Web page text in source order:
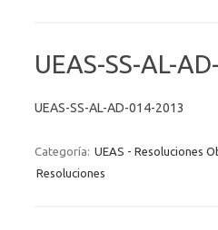
UEAS-SS-AL-
UEAS-SS-AL-AD-014-2013
Categoría: UEAS - Resoluciones
Resoluciones